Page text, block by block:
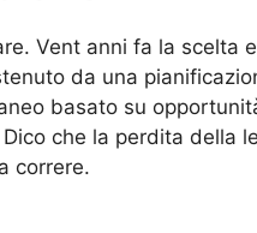
Vent anni fa la scelta
da una
basato su
che la perdita della
correre.